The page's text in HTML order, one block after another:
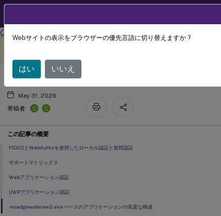
Citrix Virtual Apps and Desktops 7 2402 LTSR
フィド2 および ウェブオースン 認証
May 31, 2026
寄稿者:
C C
この記事の概要
FIDO2とWebAuthnを使用したローカル認証と仮想認証
サポートマトリックス
Webアプリケーション認証
UWPアプリケーション認証
msedgewebview2.exe ベースのアプリケーションの高度な構成
Webサイトの表示をブラウザーの優先言語に切り替えますか ?
はい いいえ